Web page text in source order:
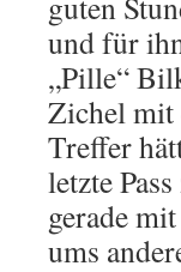
und für
„Pille“
Zichel mit
Treffer
letzte
gerade
ums